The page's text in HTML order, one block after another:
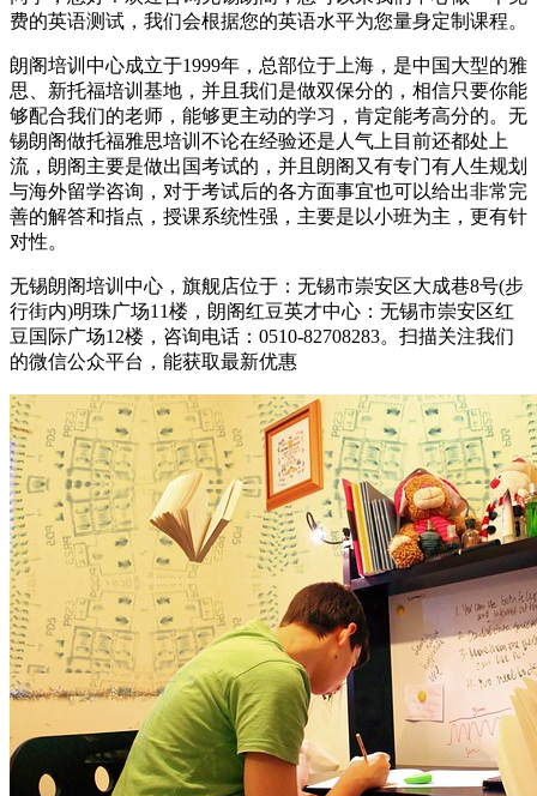
费的英语测试，我们会根据您的英语水平为您量身定制课程。
朗阁培训中心成立于1999年，总部位于上海，是中国大型的雅
思、新托福培训基地，并且我们是做双保分的，相信只要你能
够配合我们的老师，能够更主动的学习，肯定能考高分的。无
锡朗阁做托福雅思培训不论在经验还是人气上目前还都处上
流，朗阁主要是做出国考试的，并且朗阁又有专门有人生规划
与海外留学咨询，对于考试后的各方面事宜也可以给出非常完
善的解答和指点，授课系统性强，主要是以小班为主，更有针
对性。
无锡朗阁培训中心，旗舰店位于：无锡市崇安区大成巷8号(步
行街内)明珠广场11楼，朗阁红豆英才中心：无锡市崇安区红
豆国际广场12楼，咨询电话：0510-82708283。扫描关注我们
的微信公众平台，能获取最新优惠